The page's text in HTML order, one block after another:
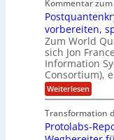
U
S
-
D
o
l
l
a
r
E
M
E
A
u
n
d
L
a
t
e
f
C
u
s
t
o
m
e
r
O
ff
c
n
e
t
K
o
m
p
e
t
e
z
f
t
r
a
g
s
d
ä
m
p
e
f
Kommentar
vorbereiten,
Zum World
sich Jon
Information
Consortium),
Weiterlesen:
P
s
t
q
Transformation
Protolabs-